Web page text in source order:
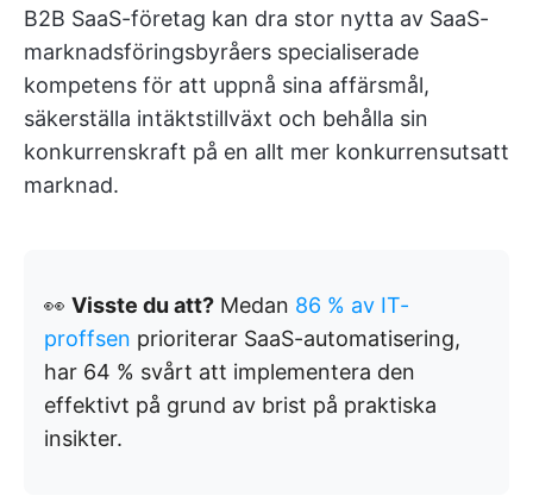
B2B SaaS-företag kan dra stor nytta av SaaS-
marknadsföringsbyråers specialiserade
kompetens för att uppnå sina affärsmål,
säkerställa intäktstillväxt och behålla sin
konkurrenskraft på en allt mer konkurrensutsatt
marknad.
👀 Visste du att? Medan 86 % av IT-
proffsen prioriterar SaaS-automatisering,
har 64 % svårt att implementera den
effektivt på grund av brist på praktiska
insikter.